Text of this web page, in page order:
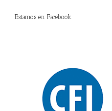
Estamos en Facebook